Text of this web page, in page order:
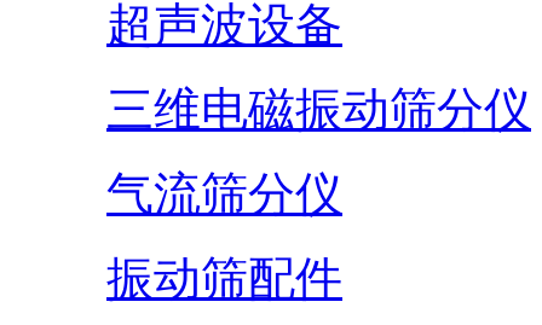
超声波设备
三维电磁振动筛分仪
气流筛分仪
振动筛配件